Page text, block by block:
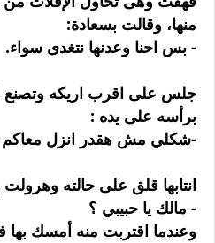
منها، وقالت بسعادة:
- بس احنا وعدنها نتغدى سواء.
جلس على اقرب اريكه وتصنع
برأسه على يده :
-شكلي مش هقدر انزل معاكم
انتابها قلق على حالته
- مالك يا حبيبي ؟
وعندما اقتربت منه أمسك بها